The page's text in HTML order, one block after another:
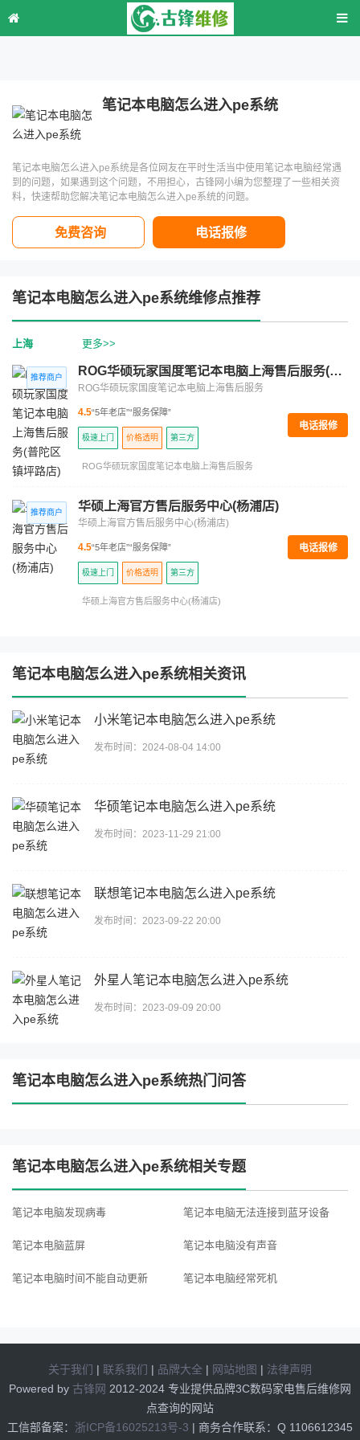
笔记本电脑怎么进入pe系统
笔记本电脑怎么进入pe系统是各位网友在平时生活当中使用笔记本电脑经常遇
到的问题，如果遇到这个问题，不用担心，古锋网小编为您整理了一些相关资
料，快速帮助您解决笔记本电脑怎么进入pe系统的问题。
免费咨询 电话报修
笔记本电脑怎么进入pe系统维修点推荐
上海 更多>>
ROG华硕玩家国度笔记本电脑上海售后服务(普陀区镇坪路店)
ROG华硕玩家国度笔记本电脑上海售后服务
4.5“5年老店”“服务保障”
极速上门 价格透明 第三方
ROG华硕玩家国度笔记本电脑上海售后服务
电话报修
华硕上海官方售后服务中心(杨浦店)
华硕上海官方售后服务中心(杨浦店)
4.5“5年老店”“服务保障”
极速上门 价格透明 第三方
华硕上海官方售后服务中心(杨浦店)
电话报修
笔记本电脑怎么进入pe系统相关资讯
小米笔记本电脑怎么进入pe系统
发布时间：2024-08-04 14:00
华硕笔记本电脑怎么进入pe系统
发布时间：2023-11-29 21:00
联想笔记本电脑怎么进入pe系统
发布时间：2023-09-22 20:00
外星人笔记本电脑怎么进入pe系统
发布时间：2023-09-09 20:00
笔记本电脑怎么进入pe系统热门问答
笔记本电脑怎么进入pe系统相关专题
笔记本电脑发现病毒 笔记本电脑无法连接到蓝牙设备
笔记本电脑蓝屏 笔记本电脑没有声音
笔记本电脑时间不能自动更新 笔记本电脑经常死机
笔记本电脑提示硬盘空间不足 笔记本电脑无线网络频繁断网
笔记本电脑无法播放声音 笔记本电脑的驱动程序怎么安装
笔记本电脑怎么进入u盘系统
关于我们 | 联系我们 | 品牌大全| 网站地图 | 法律声明
Powered by 古锋网 2012-2024 专业提供品牌3C数码家电售后维修网
点查询的网站
工信部备案： 浙ICP备16025213号-3 | 商务合作联系： Q 1106612345